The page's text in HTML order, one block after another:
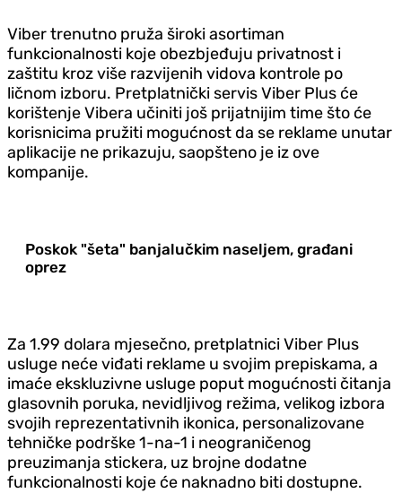
Viber trenutno pruža široki asortiman
funkcionalnosti koje obezbjeđuju privatnost i
zaštitu kroz više razvijenih vidova kontrole po
ličnom izboru. Pretplatnički servis Viber Plus će
korištenje Vibera učiniti još prijatnijim time što će
korisnicima pružiti mogućnost da se reklame unutar
aplikacije ne prikazuju, saopšteno je iz ove
kompanije.
Poskok "šeta" banjalučkim naseljem, građani
oprez
Za 1.99 dolara mjesečno, pretplatnici Viber Plus
usluge neće viđati reklame u svojim prepiskama, a
imaće ekskluzivne usluge poput mogućnosti čitanja
glasovnih poruka, nevidljivog režima, velikog izbora
svojih reprezentativnih ikonica, personalizovane
tehničke podrške 1-na-1 i neograničenog
preuzimanja stickera, uz brojne dodatne
funkcionalnosti koje će naknadno biti dostupne.